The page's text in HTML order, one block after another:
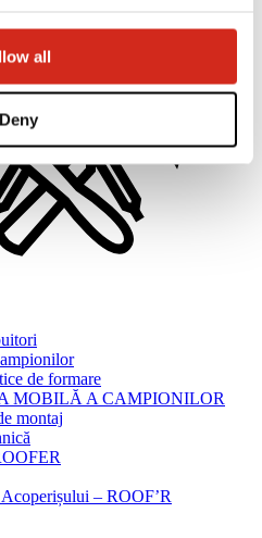
all
Deny
de formare
MOBILĂ A CAMPIONILOR
montaj
– ROOF’R